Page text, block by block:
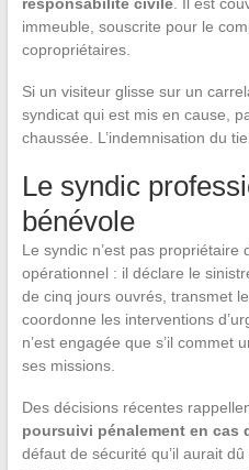
responsabilité civile. Il est
immeuble, souscrite pour le
copropriétaires.
Si un visiteur glisse sur un
syndicat qui est mis en cause,
chaussée. L’indemnisation du
Le syndic
bénévole
Le syndic n’est pas propriétaire
opérationnel : il déclare le
de cinq jours ouvrés, transmet
coordonne les interventions
n’est engagée que s’il commet
ses missions.
Des décisions récentes
poursuivi pénalement en cas
défaut de sécurité qu’il aurait